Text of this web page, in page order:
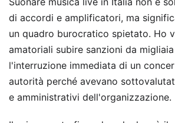
di accordi e amplificatori, ma
un quadro burocratico spietato. Ho
amatoriali subire sanzioni da
l'interruzione immediata di un
autorità perché avevano
e amministrativi dell'organizzazione.